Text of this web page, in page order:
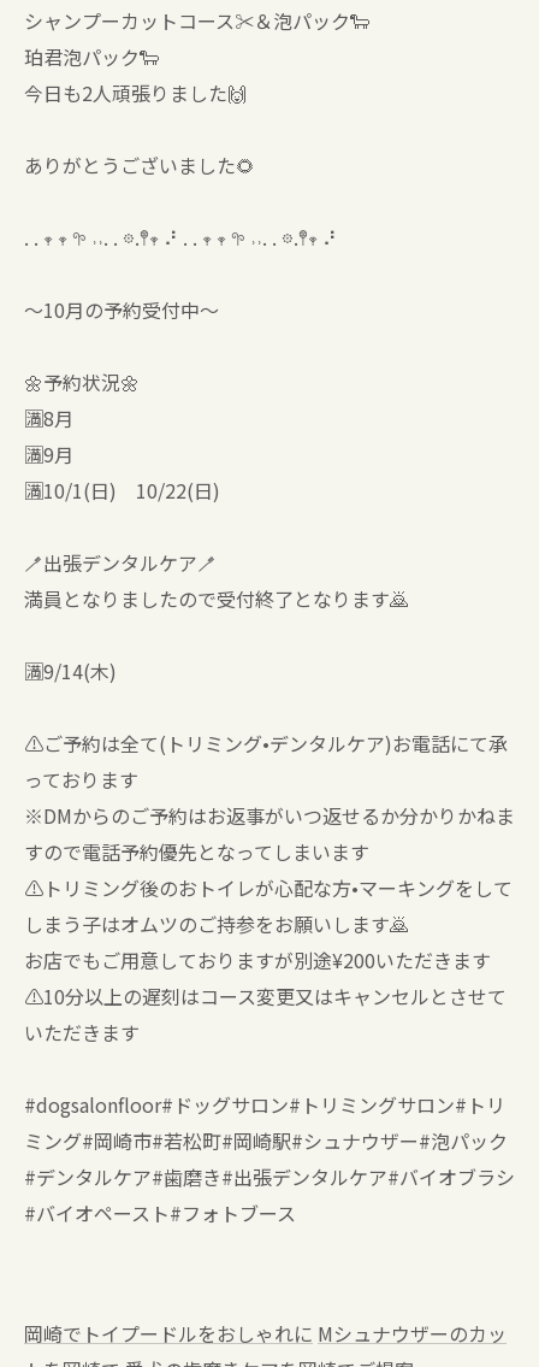
シャンプーカットコース✂️＆泡パック🐑
珀君泡パック🐑
今日も2人頑張りました🙌
ありがとうございました🌻
. . 𖥧 𖥧 𖧧 ˒˒. . 𖡼.𖤣𖥧 ⠜ . . 𖥧 𖥧 𖧧 ˒˒. . 𖡼.𖤣𖥧 ⠜
〜10月の予約受付中〜
🌼予約状況🌼
🈵8月
🈵9月
🈵10/1(日) 10/22(日)
🪥出張デンタルケア🪥
満員となりましたので受付終了となります🙇
🈵9/14(木)
⚠️ご予約は全て(トリミング•デンタルケア)お電話にて承
っております
※DMからのご予約はお返事がいつ返せるか分かりかねま
すので電話予約優先となってしまいます
⚠️トリミング後のおトイレが心配な方•マーキングをして
しまう子はオムツのご持参をお願いします🙇
お店でもご用意しておりますが別途¥200いただきます
⚠️10分以上の遅刻はコース変更又はキャンセルとさせて
いただきます
#dogsalonfloor#ドッグサロン#トリミングサロン#トリ
ミング#岡崎市#若松町#岡崎駅#シュナウザー#泡パック
#デンタルケア#歯磨き#出張デンタルケア#バイオブラシ
#バイオペースト#フォトブース
岡崎でトイプードルをおしゃれに Mシュナウザーのカッ